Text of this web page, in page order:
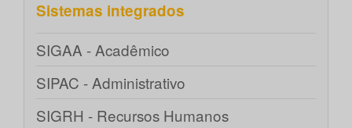
Sistemas integrados
SIGAA - Acadêmico
SIPAC - Administrativo
SIGRH - Recursos Humanos